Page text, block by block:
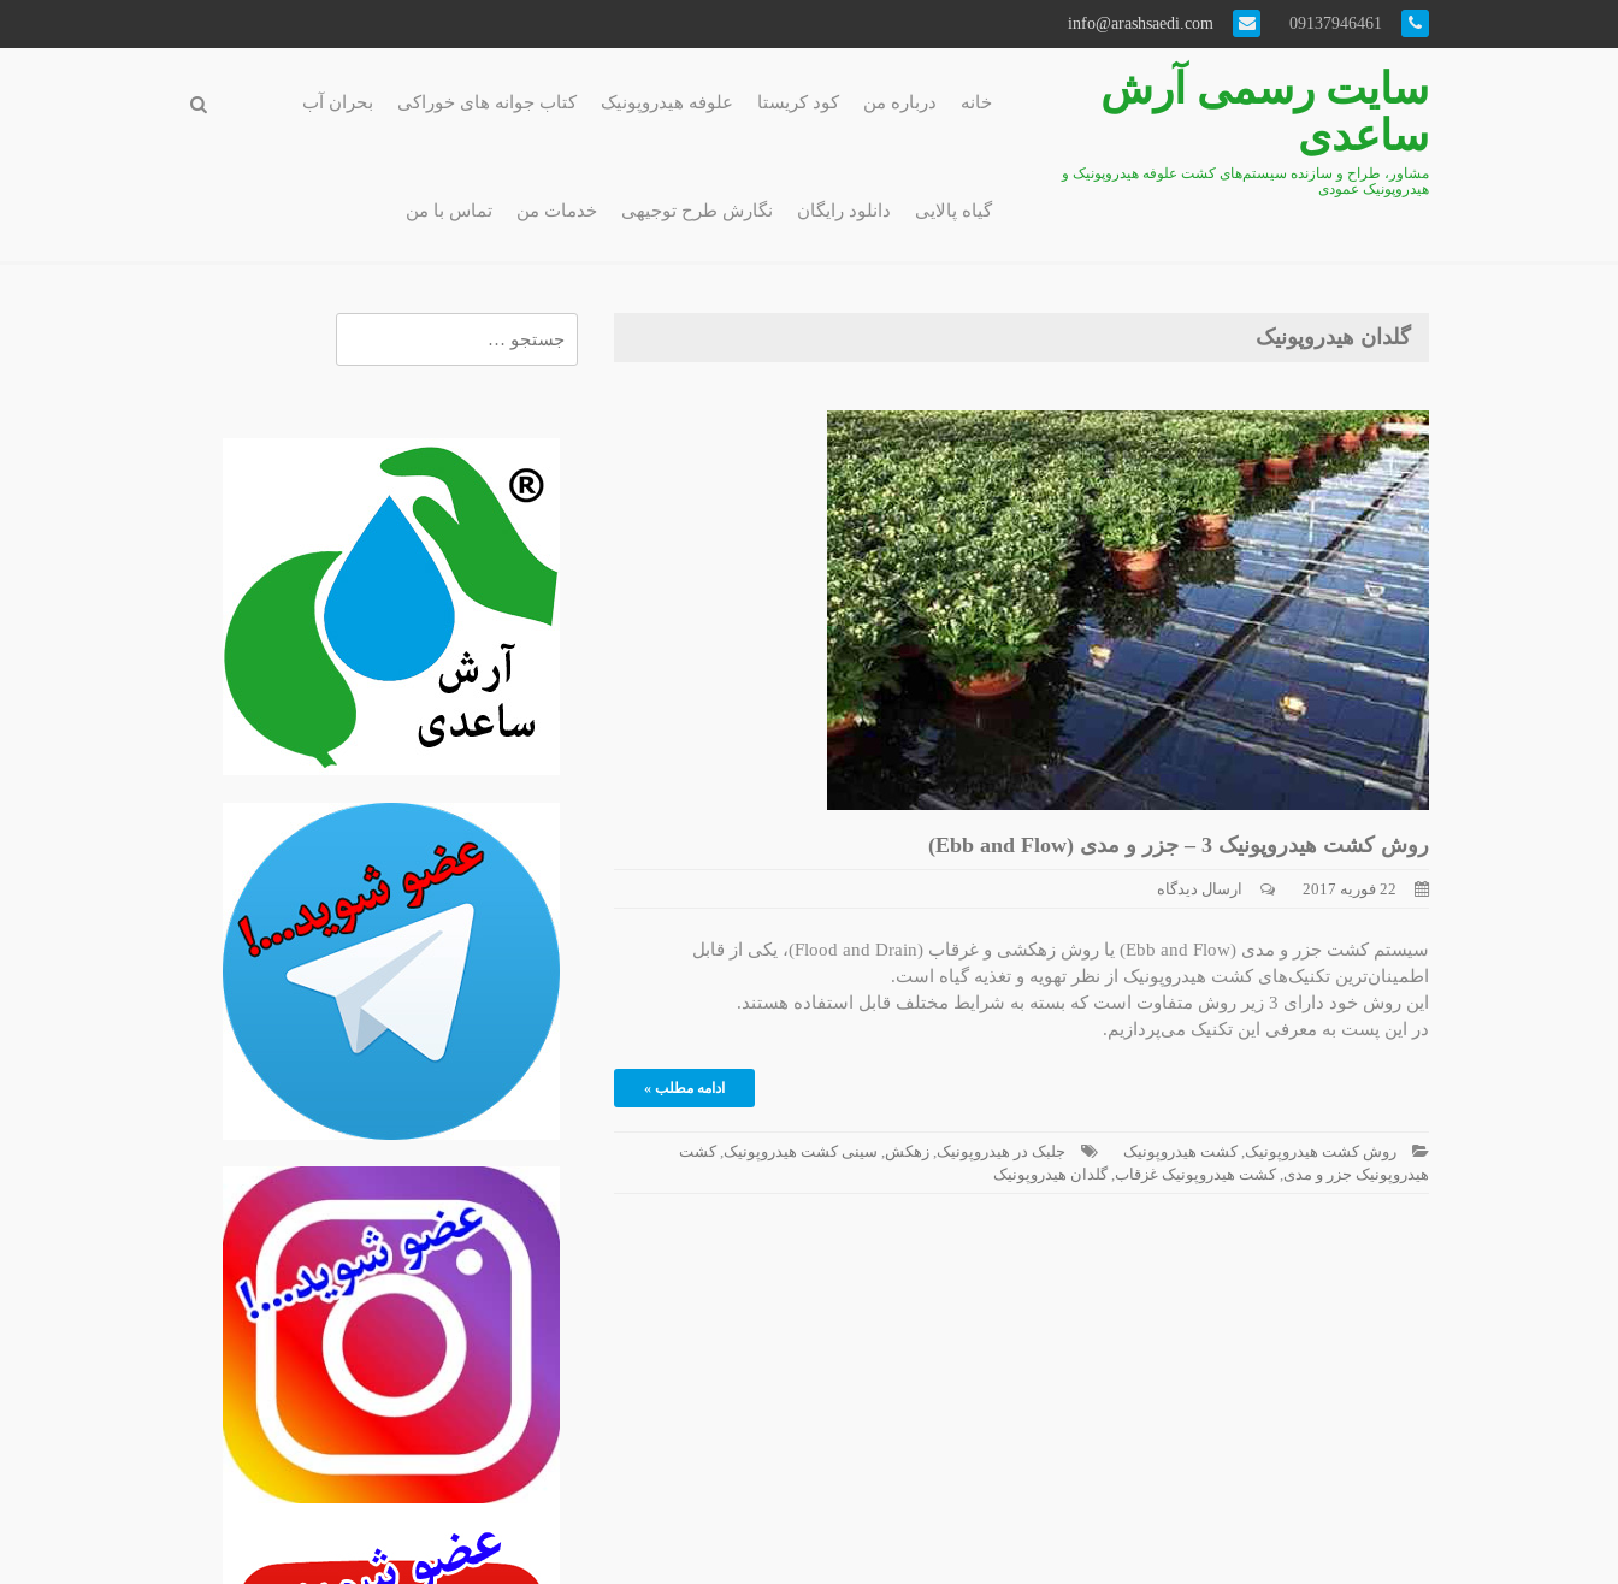
سایت رسمی آرش
ساعدی
مشاور، طراح و سازنده سیستم‌های کشت علوفه هیدروپونیک و
هیدروپونیک عمودی
خانه درباره من کود کریستا علوفه هیدروپونیک کتاب جوانه های خوراکی بحران آب
گیاه پالایی دانلود رایگان نگارش طرح توجیهی خدمات من تماس با من
گلدان هیدروپونیک
روش کشت هیدروپونیک 3 – جزر و مدی (Ebb and Flow)
22 فوریه 2017 ارسال دیدگاه
سیستم کشت جزر و مدی (Ebb and Flow) یا روش زهکشی و غرقاب (Flood and Drain)، یکی از قابل
اطمینان‌ترین تکنیک‌های کشت هیدروپونیک از نظر تهویه و تغذیه گیاه است.
این روش خود دارای 3 زیر روش متفاوت است که بسته به شرایط مختلف قابل استفاده هستند.
در این پست به معرفی این تکنیک می‌پردازیم.
ادامه مطلب »
روش کشت هیدروپونیک, کشت هیدروپونیک جلبک در هیدروپونیک, زهکش, سینی کشت هیدروپونیک, کشت
هیدروپونیک جزر و مدی, کشت هیدروپونیک غزقاب, گلدان هیدروپونیک
برای: